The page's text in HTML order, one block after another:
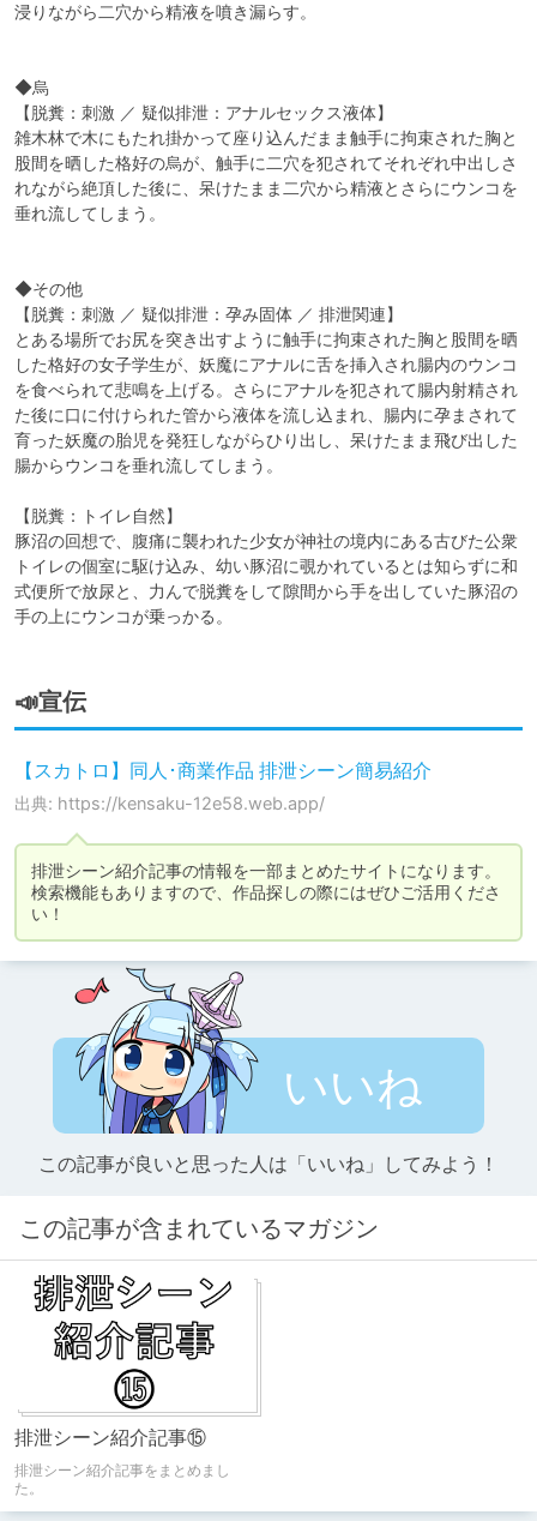
浸りながら二穴から精液を噴き漏らす。
◆烏
【脱糞：刺激 ／ 疑似排泄：アナルセックス液体】
雑木林で木にもたれ掛かって座り込んだまま触手に拘束された胸と
股間を晒した格好の烏が、触手に二穴を犯されてそれぞれ中出しさ
れながら絶頂した後に、呆けたまま二穴から精液とさらにウンコを
垂れ流してしまう。
◆その他
【脱糞：刺激 ／ 疑似排泄：孕み固体 ／ 排泄関連】
とある場所でお尻を突き出すように触手に拘束された胸と股間を晒
した格好の女子学生が、妖魔にアナルに舌を挿入され腸内のウンコ
を食べられて悲鳴を上げる。さらにアナルを犯されて腸内射精され
た後に口に付けられた管から液体を流し込まれ、腸内に孕まされて
育った妖魔の胎児を発狂しながらひり出し、呆けたまま飛び出した
腸からウンコを垂れ流してしまう。
【脱糞：トイレ自然】
豚沼の回想で、腹痛に襲われた少女が神社の境内にある古びた公衆
トイレの個室に駆け込み、幼い豚沼に覗かれているとは知らずに和
式便所で放尿と、力んで脱糞をして隙間から手を出していた豚沼の
手の上にウンコが乗っかる。
📣宣伝
【スカトロ】同人･商業作品 排泄シーン簡易紹介
出典: https://kensaku-12e58.web.app/
排泄シーン紹介記事の情報を一部まとめたサイトになります。
検索機能もありますので、作品探しの際にはぜひご活用くださ
いいね
この記事が良いと思った人は「いいね」してみよう！
この記事が含まれているマガジン
排泄シーン紹介記事⑮
排泄シーン紹介記事をまとめまし
た。